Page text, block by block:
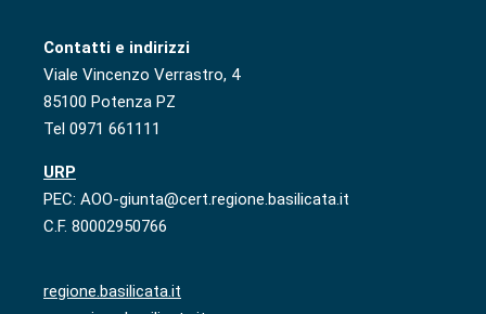
Contatti e indirizzi
Viale Vincenzo Verrastro, 4
85100 Potenza PZ
Tel 0971 661111
URP
PEC: AOO-giunta@cert.regione.basilicata.it
C.F. 80002950766
regione.basilicata.it